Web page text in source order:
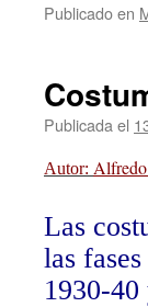
Publicado en
Publicada el
Autor:
Las
las
1930-